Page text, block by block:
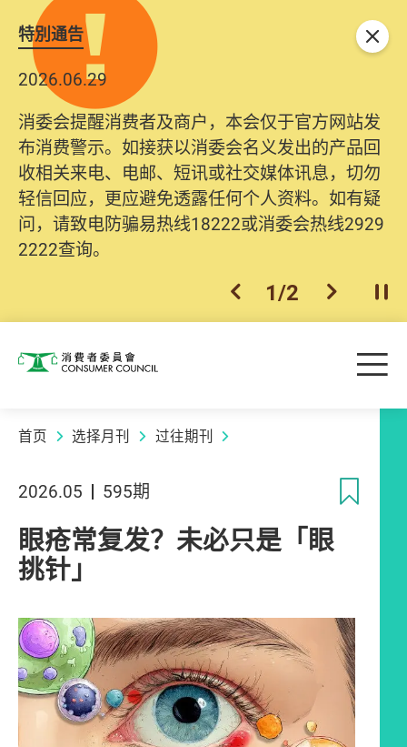
特別通告
2026.06.29
消委会提醒消费者及商户，本会仅于官方网站发
布消费警示。如接获以消委会名义发出的产品回
收相关来电、电邮、短讯或社交媒体讯息，切勿
轻信回应，更应避免透露任何个人资料。如有疑
问，请致电防骗易热线18222或消委会热线2929
2222查询。
上一个
1/2 下一个开
关闭
消费者委员会 目
首页 选择月刊 过往期刊
2026.05 595期
眼疮常复发？未必只是「眼
挑针」